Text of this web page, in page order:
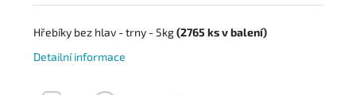
Hřebíky bez hlav - trny - 5kg(2765 ksv balení)
Detailní informace